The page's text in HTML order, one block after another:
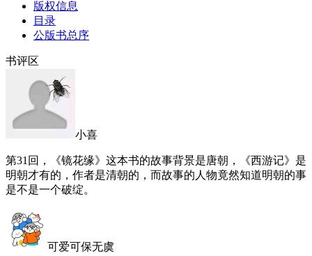
版权信息
目录
公版书总序
书评区
小喜
第31回，《镜花缘》这本书的故事背景是唐朝，《西游记》是
明朝才有的，作者是清朝的，而故事的人物竟然知道明朝的事
是不是一个破绽。
可爱可保无虞